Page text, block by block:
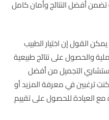
تضمن أفضل النتائج وأمان كامل
يمكن القول إن اختيار الطبيب
والحصول على نتائج طبيعية
استشاري التجميل من أفضل
ترغبين في معرفة المزيد أو
مع العيادة للحصول على تقييم